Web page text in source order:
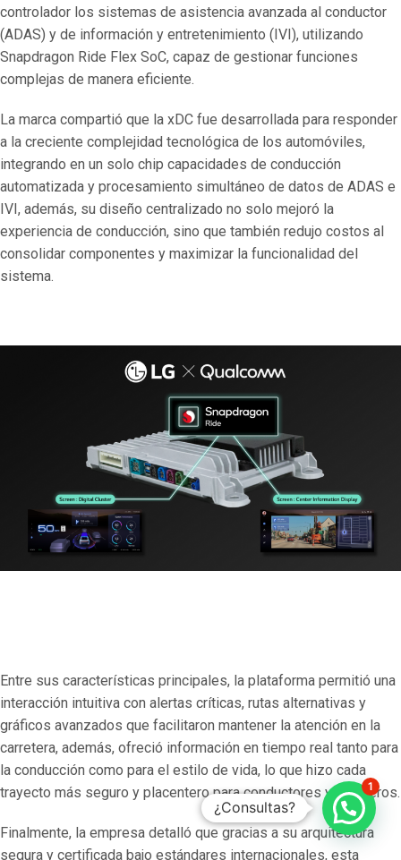
controlador los sistemas de asistencia avanzada al conductor
(ADAS) y de información y entretenimiento (IVI), utilizando
Snapdragon Ride Flex SoC, capaz de gestionar funciones
complejas de manera eficiente.
La marca compartió que la xDC fue desarrollada para responder
a la creciente complejidad tecnológica de los automóviles,
integrando en un solo chip capacidades de conducción
automatizada y procesamiento simultáneo de datos de ADAS e
IVI, además, su diseño centralizado no solo mejoró la
experiencia de conducción, sino que también redujo costos al
consolidar componentes y maximizar la funcionalidad del
sistema.
Entre sus características principales, la plataforma permitió una
interacción intuitiva con alertas críticas, rutas alternativas y
gráficos avanzados que facilitaron mantener la atención en la
carretera, además, ofreció información en tiempo real tanto para
la conducción como para el estilo de vida, lo que hizo cada
trayecto más seguro y placentero para conductores y pasajeros.
Finalmente, la empresa detalló que gracias a su arquitectura
segura y certificada bajo estándares internacionales, esta
¿Consultas?
1